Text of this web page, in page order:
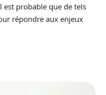
probable que de tels
répondre aux enjeux